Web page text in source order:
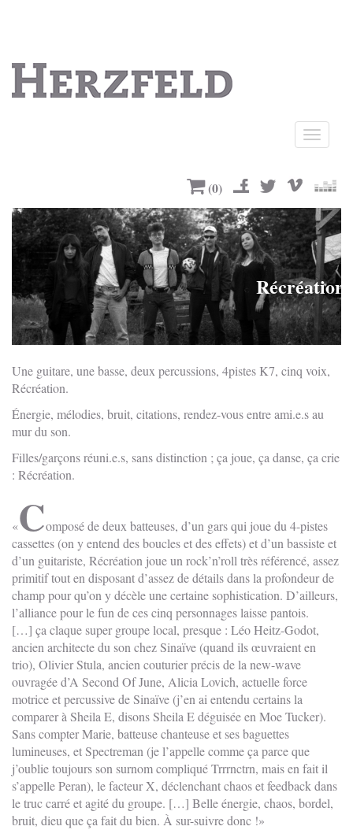
Ouvrir
menu
(0)
Récréation
Une guitare, une basse, deux percussions, 4pistes K7, cinq voix,
Récréation.
Énergie, mélodies, bruit, citations, rendez-vous entre ami.e.s au
mur du son.
Filles/garçons réuni.e.s, sans distinction ; ça joue, ça danse, ça crie
: Récréation.
Composé de deux batteuses, d’un gars qui joue du 4-pistes
cassettes (on y entend des boucles et des effets) et d’un bassiste et
d’un guitariste, Récréation joue un rock’n’roll très référencé, assez
primitif tout en disposant d’assez de détails dans la profondeur de
champ pour qu’on y décèle une certaine sophistication. D’ailleurs,
l’alliance pour le fun de ces cinq personnages laisse pantois.
[…] ça claque super groupe local, presque : Léo Heitz-Godot,
ancien architecte du son chez Sinaïve (quand ils œuvraient en
trio), Olivier Stula, ancien couturier précis de la new-wave
ouvragée d’A Second Of June, Alicia Lovich, actuelle force
motrice et percussive de Sinaïve (j’en ai entendu certains la
comparer à Sheila E, disons Sheila E déguisée en Moe Tucker).
Sans compter Marie, batteuse chanteuse et ses baguettes
lumineuses, et Spectreman (je l’appelle comme ça parce que
j’oublie toujours son surnom compliqué Trrrnctrn, mais en fait il
s’appelle Peran), le facteur X, déclenchant chaos et feedback dans
le truc carré et agité du groupe. […] Belle énergie, chaos, bordel,
bruit, dieu que ça fait du bien. À sur-suivre donc !